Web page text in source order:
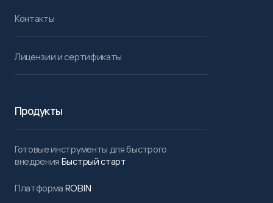
Контакты
Лицензии и сертификаты
Продукты
Готовые инструменты для быстрого
внедрения Быстрый старт
Платформа ROBIN